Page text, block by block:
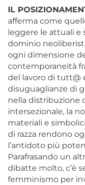
IL
afferma come
leggere le attuali e
dominio
ogni dimensione
contemporaneità
del lavoro di tutt@
disuguaglianze di
nella distribuzione
intersezionale, la
materiali e
di razza rendono
l’antidoto più
Parafrasando un
dibatte molto, c’è
femminismo per